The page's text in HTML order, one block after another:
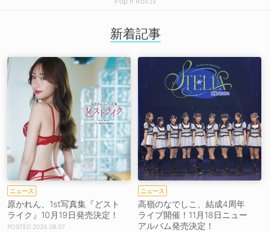
新着記事
ニュース
原かれん、1st写真集『どスト
ライク』10月19日発売決定！
2026.08.07
ニュース
高嶺のなでしこ、結成4周年
ライブ開催！11月18日ニュー
アルバム発売決定！